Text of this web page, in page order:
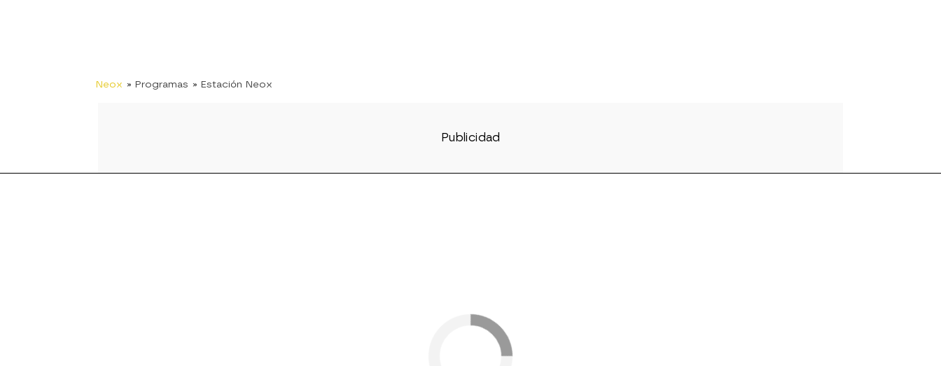
Neox » Programas » Estación Neox